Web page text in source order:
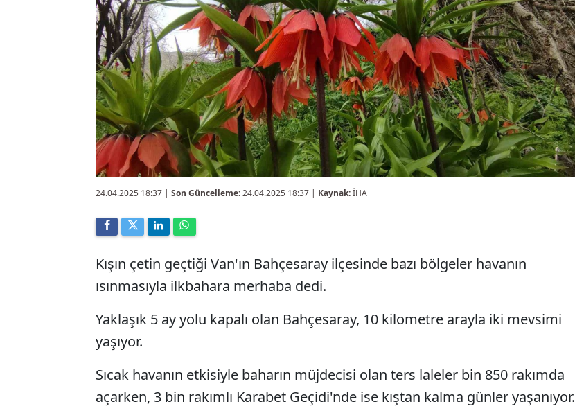
24.04.2025 18:37 | Son Güncelleme:24.04.2025 18:37 | Kaynak:İHA
Kışın çetin geçtiği Van'ın Bahçesaray ilçesinde bazı bölgeler havanın
ısınmasıyla ilkbahara merhaba dedi.
Yaklaşık 5 ay yolu kapalı olan Bahçesaray, 10 kilometre arayla iki mevsimi
yaşıyor.
Sıcak havanın etkisiyle baharın müjdecisi olan ters laleler bin 850 rakımda
açarken, 3 bin rakımlı Karabet Geçidi'nde ise kıştan kalma günler yaşanıyor.